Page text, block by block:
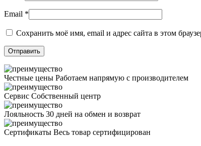
Email *
Сохранить моё имя, email и адрес сайта в этом
Честные цены Работаем напрямую с производителем
Сервис Собственный центр
Лояльность 30 дней на обмен и возврат
Сертификаты Весь товар сертифицирован